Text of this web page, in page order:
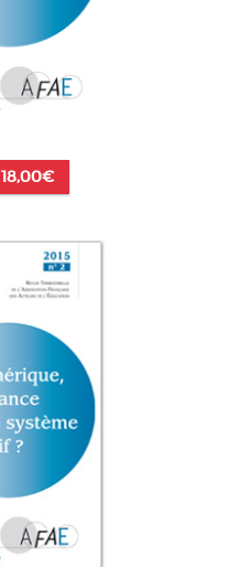
18,00€